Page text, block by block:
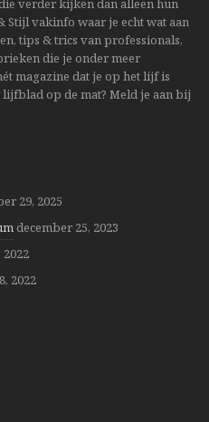
verder kijken dan alleen hun
vakinfo waar je echt wat aan
tips & trics van professionals,
die je onder meer
magazine dat je op het lijf is
op de mat? Meld je aan bij
29, 2025
december 25, 2023
2022